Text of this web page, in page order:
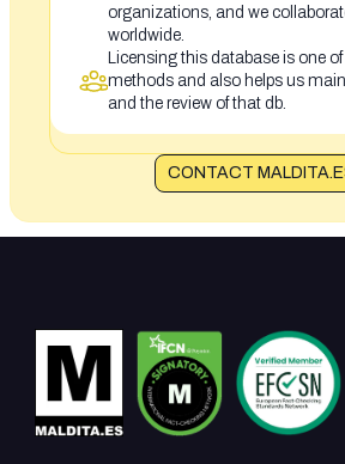
organizations, and we
worldwide.
Licensing this database is one
methods and also helps us
and the review of that db.
CONTACT